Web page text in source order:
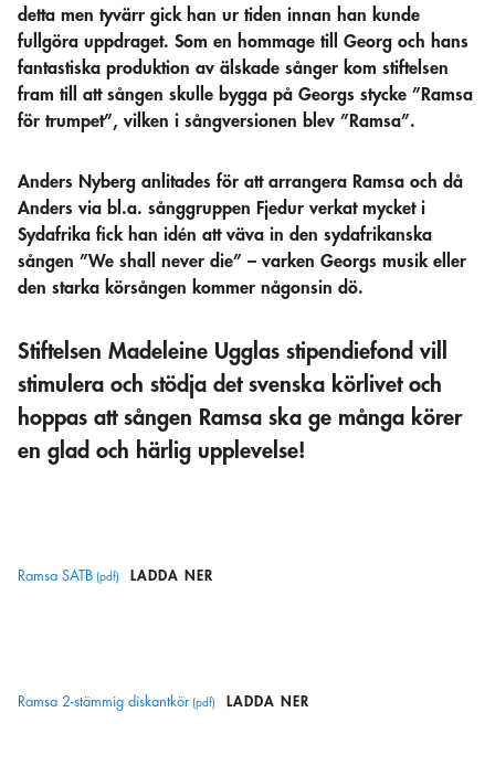
detta men tyvärr gick han ur tiden innan han kunde
fullgöra uppdraget. Som en hommage till Georg och hans
fantastiska produktion av älskade sånger kom stiftelsen
fram till att sången skulle bygga på Georgs stycke ”Ramsa
för trumpet”, vilken i sångversionen blev ”Ramsa”.
Anders Nyberg anlitades för att arrangera Ramsa och då
Anders via bl.a. sånggruppen Fjedur verkat mycket i
Sydafrika fick han idén att väva in den sydafrikanska
sången ”We shall never die” – varken Georgs musik eller
den starka körsången kommer någonsin dö.
Stiftelsen Madeleine Ugglas stipendiefond vill
stimulera och stödja det svenska körlivet och
hoppas att sången Ramsa ska ge många körer
en glad och härlig upplevelse!
Ramsa SATB LADDA NER
Ramsa 2-stämmig diskantkör LADDA NER